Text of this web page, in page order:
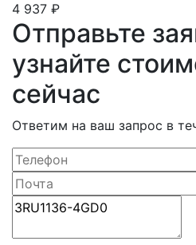
4 937 ₽
Отправьте
узнайте
сейчас
Ответим на ваш запрос в